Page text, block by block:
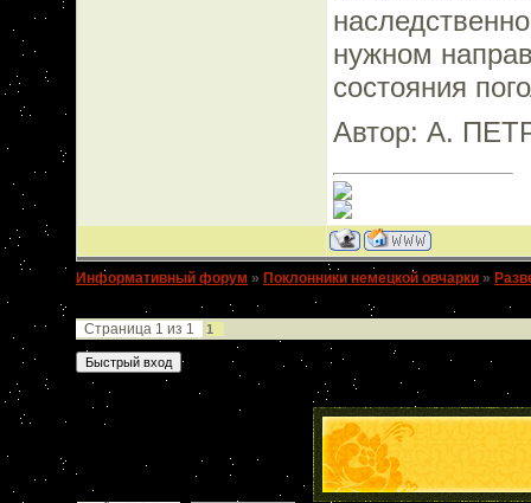
нужном
состояния
Автор: А.
Информативный форум » Поклонники немецкой овчарки »
Страница 1 из 1 1